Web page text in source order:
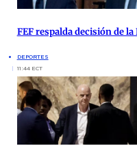
FEF respalda decisión de
DEPORTES
11:44 ECT